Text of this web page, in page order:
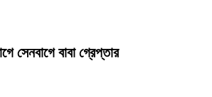
সেনবাগে বাবা গ্রেপ্তার